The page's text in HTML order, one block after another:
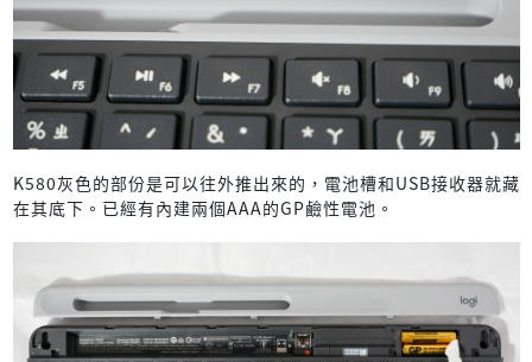
K580灰色的部份是可以往外推出來的，電池槽和USB接收器就藏
在其底下。已經有內建兩個AAA的GP鹼性電池。